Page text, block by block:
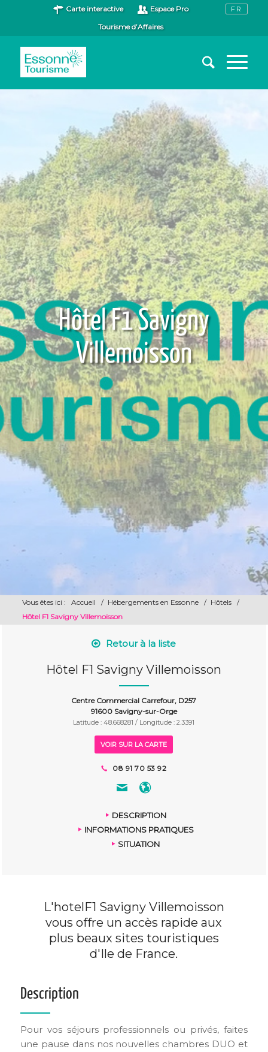
Carte interactive
Espace Pro
Tourisme d’Affaires
Hôtel F1 Savigny
Villemoisson
Vous êtes ici : Accueil / Hébergements en Essonne / Hôtels
/
Hôtel F1 Savigny Villemoisson
Retour à la liste
Hôtel F1 Savigny Villemoisson
Centre Commercial Carrefour, D257
91600 Savigny-sur-Orge
Latitude : 48.668281 / Longitude : 2.3391
VOIR SUR LA CARTE
08 91 70 53 92
DESCRIPTION
INFORMATIONS PRATIQUES
SITUATION
L'hotelF1 Savigny Villemoisson
vous offre un accès rapide aux
plus beaux sites touristiques
d'Ile de France.
Description
Pour vos séjours professionnels ou privés, faites
une pause dans nos nouvelles chambres DUO et